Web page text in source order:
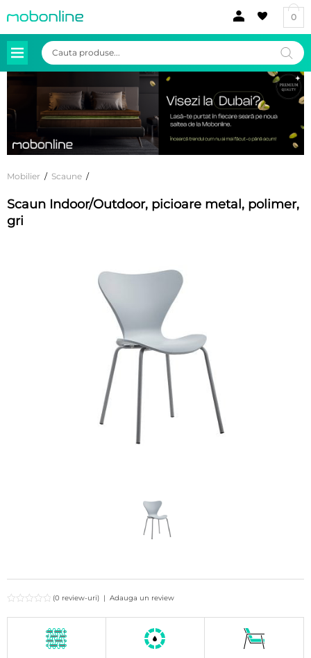
0
Products
search
Mobilier / Scaune /
Scaun Indoor/Outdoor, picioare metal, polimer,
gri
(0 review-uri) | Adauga un review